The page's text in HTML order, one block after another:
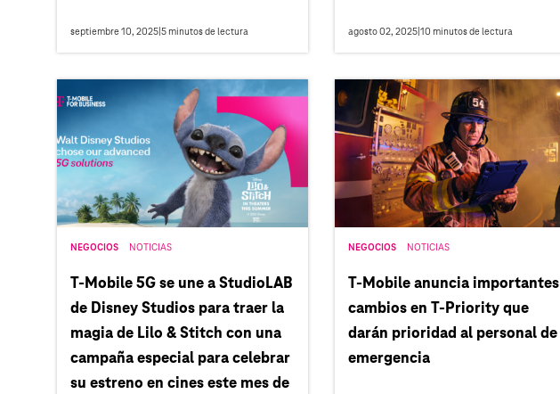
septiembre 10, 2025 5 minutos de lectura agosto 02, 2025| 10 minutos de lectura
NEGOCIOS NOTICIAS
T‑Mobile 5G se une a StudioLAB
de Disney Studios para traer la
magia de Lilo & Stitch con una
campaña especial para celebrar
su estreno en cines este mes de
NEGOCIOS NOTICIAS
T‑Mobile anuncia importantes
cambios en T-Priority que
darán prioridad al personal de
emergencia